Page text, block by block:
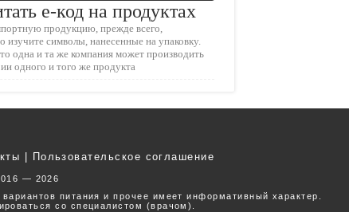
e-код на продуктах
продукцию, прежде всего,
изучите символы, нанесенные на упаковку.
одна и та же компания может производить
одного и того же продукта
Пользовательское соглашение
— 2026
питания и прочее имеет информативный характер.
со специалистом (врачом).